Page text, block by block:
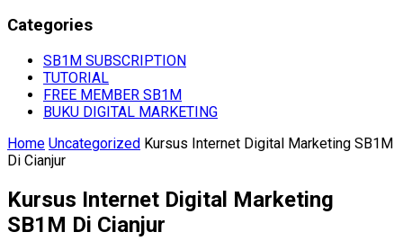
Categories
SB1M SUBSCRIPTION
TUTORIAL
FREE MEMBER SB1M
BUKU DIGITAL MARKETING
Home Uncategorized Kursus Internet Digital Marketing SB1M
Di Cianjur
Kursus Internet Digital Marketing
SB1M Di Cianjur